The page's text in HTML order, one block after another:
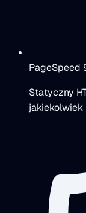
PageSpeed
Statyczny
jakiekolwiek